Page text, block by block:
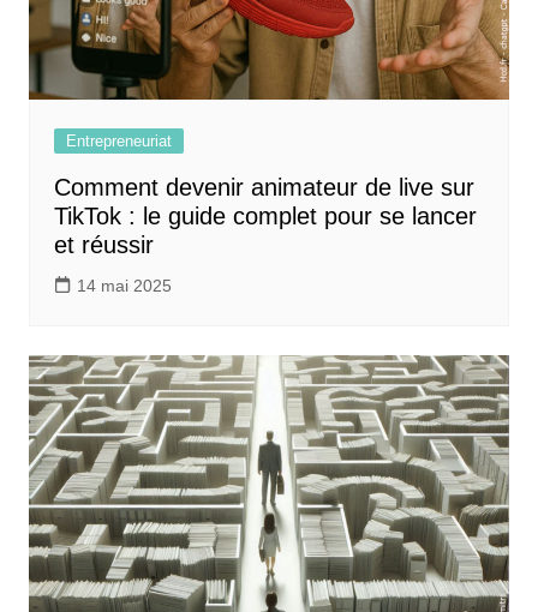
Entrepreneuriat
Comment devenir animateur de live sur
TikTok : le guide complet pour se lancer
et réussir
14 mai 2025